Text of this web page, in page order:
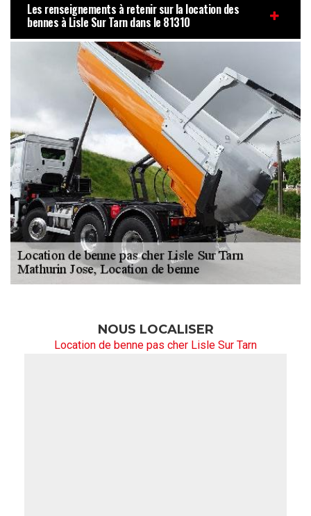
Les renseignements à retenir sur la location des
bennes à Lisle Sur Tarn dans le 81310
NOUS LOCALISER
Location de benne pas cher Lisle Sur Tarn